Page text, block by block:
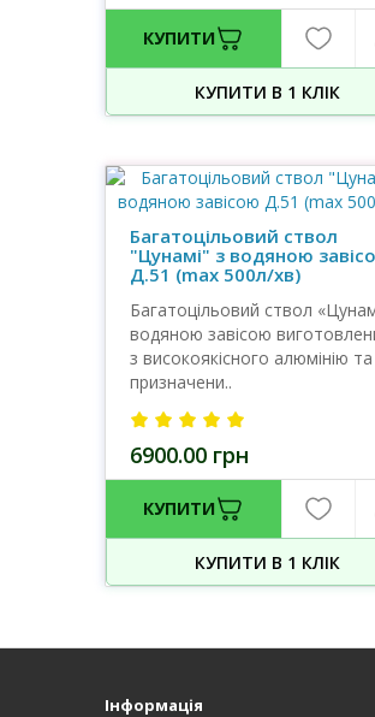
КУПИТИ
КУПИТИ В 1 КЛIК
Багатоцільовий ствол
"Цунамі" з водяною
Д.51 (max 500л/хв)
Багатоцільовий ствол
водяною завісою
з високоякісного алюмінію та
призначени..
6900.00 грн
КУПИТИ
КУПИТИ В 1 КЛIК
Інформація